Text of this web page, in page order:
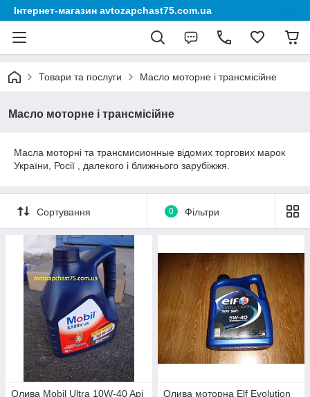
Інтернет-магазин avtozapchast75.com.ua
Товари та послуги Масло моторне і трансмісійне
Масло моторне і трансмісійне
Масла моторні та трансмисионные відомих торгових марок
України, Росії , далекого і ближнього зарубіжжя.
Сортування 0 Фільтри
Олива Mobil Ultra 10W-40 Api
Олива моторна Elf Evolution